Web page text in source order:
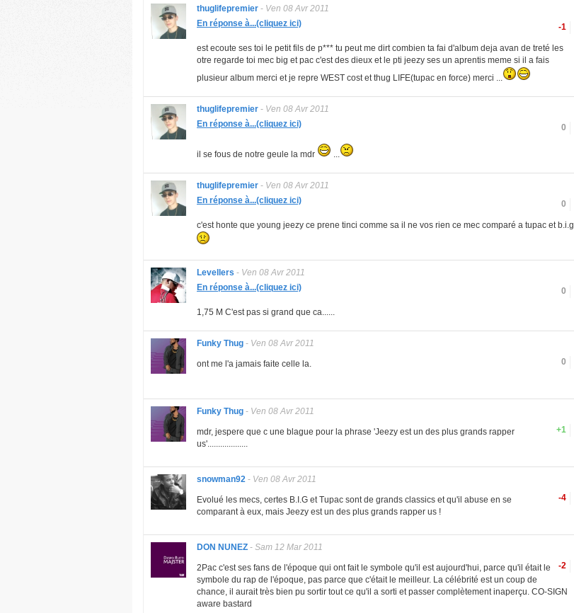
thuglifepremier - Ven 08 Avr 2011
-1
En réponse à...(cliquez ici)
est ecoute ses toi le petit fils de p*** tu peut me dirt combien ta fai d'album deja avan de treté les
otre regarde toi mec big et pac c'est des dieux et le pti jeezy ses un aprentis meme si il a fais
plusieur album merci et je repre WEST cost et thug LIFE(tupac en force) merci ...
thuglifepremier - Ven 08 Avr 2011
0
En réponse à...(cliquez ici)
il se fous de notre geule la mdr
thuglifepremier - Ven 08 Avr 2011
0
En réponse à...(cliquez ici)
c'est honte que young jeezy ce prene tinci comme sa il ne vos rien ce mec comparé a tupac et b.i.g
Levellers - Ven 08 Avr 2011
0
En réponse à...(cliquez ici)
1,75 M C'est pas si grand que ca......
Funky Thug - Ven 08 Avr 2011
0
ont me l'a jamais faite celle la.
Funky Thug - Ven 08 Avr 2011
+1
mdr, jespere que c une blague pour la phrase 'Jeezy est un des plus grands rapper
us'...................
snowman92 - Ven 08 Avr 2011
-4
Evolué les mecs, certes B.I.G et Tupac sont de grands classics et qu'il abuse en se
comparant à eux, mais Jeezy est un des plus grands rapper us !
DON NUNEZ - Sam 12 Mar 2011
-2
2Pac c'est ses fans de l'époque qui ont fait le symbole qu'il est aujourd'hui, parce qu'il était le
symbole du rap de l'époque, pas parce que c'était le meilleur. La célébrité est un coup de
chance, il aurait très bien pu sortir tout ce qu'il a sorti et passer complètement inaperçu. CO-SIGN
aware bastard